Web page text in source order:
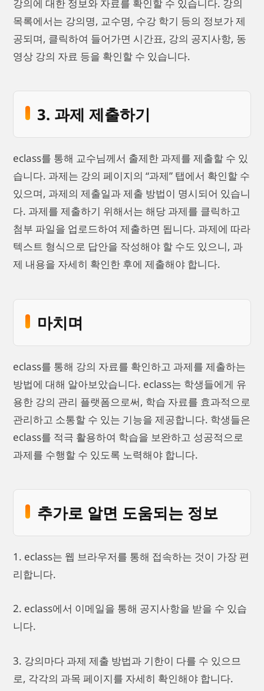
강의에 대한 정보와 자료를 확인할 수 있습니다. 강의
목록에서는 강의명, 교수명, 수강 학기 등의 정보가 제
공되며, 클릭하여 들어가면 시간표, 강의 공지사항, 동
영상 강의 자료 등을 확인할 수 있습니다.
3. 과제 제출하기
eclass를 통해 교수님께서 출제한 과제를 제출할 수 있
습니다. 과제는 강의 페이지의 “과제” 탭에서 확인할 수
있으며, 과제의 제출일과 제출 방법이 명시되어 있습니
다. 과제를 제출하기 위해서는 해당 과제를 클릭하고
첨부 파일을 업로드하여 제출하면 됩니다. 과제에 따라
텍스트 형식으로 답안을 작성해야 할 수도 있으니, 과
제 내용을 자세히 확인한 후에 제출해야 합니다.
마치며
eclass를 통해 강의 자료를 확인하고 과제를 제출하는
방법에 대해 알아보았습니다. eclass는 학생들에게 유
용한 강의 관리 플랫폼으로써, 학습 자료를 효과적으로
관리하고 소통할 수 있는 기능을 제공합니다. 학생들은
eclass를 적극 활용하여 학습을 보완하고 성공적으로
과제를 수행할 수 있도록 노력해야 합니다.
추가로 알면 도움되는 정보
1. eclass는 웹 브라우저를 통해 접속하는 것이 가장 편
리합니다.
2. eclass에서 이메일을 통해 공지사항을 받을 수 있습
니다.
3. 강의마다 과제 제출 방법과 기한이 다를 수 있으므
로, 각각의 과목 페이지를 자세히 확인해야 합니다.